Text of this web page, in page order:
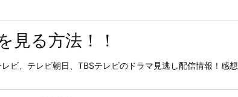
見る方法！！
ビ、テレビ朝日、TBSテレビのドラマ見逃し配信情報！感想